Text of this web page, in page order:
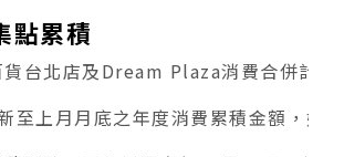
點累積
台北店及Dream Plaza消費合併計
至上月月底之年度消費累積金額，